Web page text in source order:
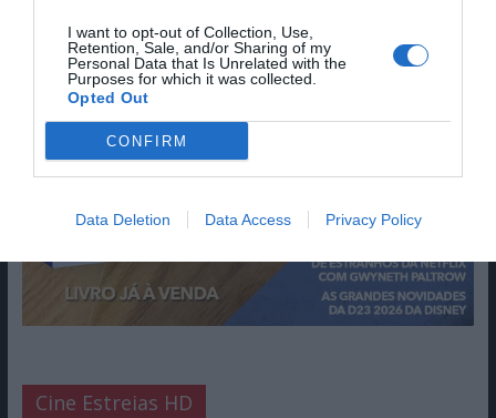
I want to opt-out of Collection, Use,
Retention, Sale, and/or Sharing of my
Personal Data that Is Unrelated with the
Purposes for which it was collected.
Opted Out
CONFIRM
Data Deletion Data Access Privacy Policy
Cine Estreias HD